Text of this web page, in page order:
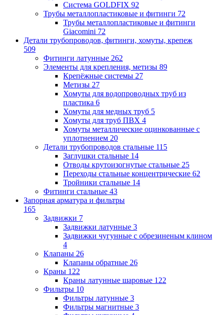
Система GOLDFIX 92
Трубы металлопластиковые и фитинги 72
Трубы металлопластиковые и фитинги
Giacomini 72
Детали трубопроводов, фитинги, хомуты, крепеж
509
Фитинги латунные 262
Элементы для крепления, метизы 89
Крепёжные системы 27
Метизы 27
Хомуты для водопроводных труб из
пластика 6
Хомуты для медных труб 5
Хомуты для труб ПВХ 4
Хомуты металлические оцинкованные с
уплотнением 20
Детали трубопроводов стальные 115
Заглушки стальные 14
Отводы крутоизогнутые стальные 25
Переходы стальные концентрические 62
Тройники стальные 14
Фитинги стальные 43
Запорная арматура и фильтры
165
Задвижки 7
Задвижки латунные 3
Задвижки чугунные с обрезиненым клином
4
Клапаны 26
Клапаны обратные 26
Краны 122
Краны латунные шаровые 122
Фильтры 10
Фильтры латунные 3
Фильтры магнитные 3